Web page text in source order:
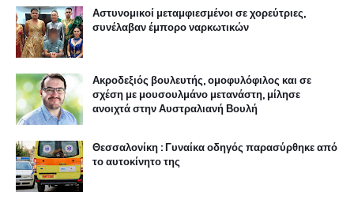
Αστυνομικοί μεταμφιεσμένοι σε χορεύτριες,
συνέλαβαν έμπορο ναρκωτικών
Ακροδεξιός βουλευτής, ομοφυλόφιλος και σε
σχέση με μουσουλμάνο μετανάστη, μίλησε
ανοιχτά στην Αυστραλιανή Βουλή
Θεσσαλονίκη : Γυναίκα οδηγός παρασύρθηκε από
το αυτοκίνητο της